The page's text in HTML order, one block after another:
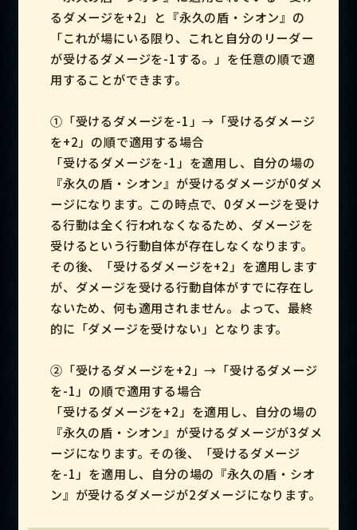
るダメージを+2」と『永久の盾・シオン』の
「これが場にいる限り、これと自分のリーダー
が受けるダメージを-1する。」を任意の順で適
用することができます。
①「受けるダメージを-1」→「受けるダメージ
を+2」の順で適用する場合
「受けるダメージを-1」を適用し、自分の場の
『永久の盾・シオン』が受けるダメージが0ダメ
ージになります。この時点で、0ダメージを受け
る行動は全く行われなくなるため、ダメージを
受けるという行動自体が存在しなくなります。
その後、「受けるダメージを+2」を適用します
が、ダメージを受ける行動自体がすでに存在し
ないため、何も適用されません。よって、最終
的に「ダメージを受けない」となります。
②「受けるダメージを+2」→「受けるダメージ
を-1」の順で適用する場合
「受けるダメージを+2」を適用し、自分の場の
『永久の盾・シオン』が受けるダメージが3ダメ
ージになります。その後、「受けるダメージ
を-1」を適用し、自分の場の『永久の盾・シオ
ン』が受けるダメージが2ダメージになります。